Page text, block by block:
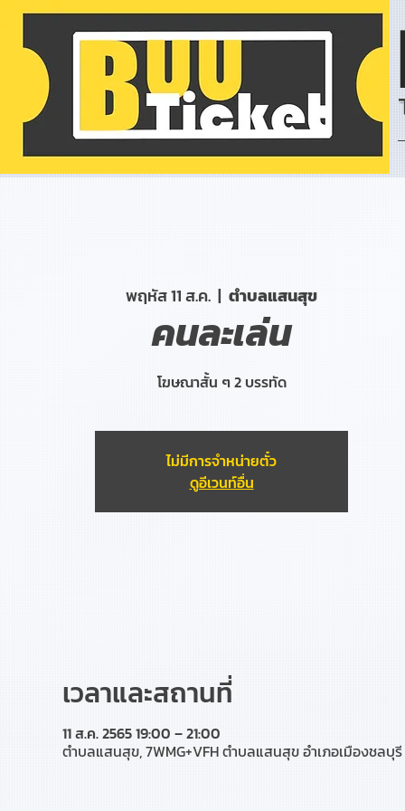
พฤหัส 11 ส.ค.
  |
ตำบลแสนสุข
คนละเล่น
โฆษณาสั้น ๆ 2 บรรทัด
ไม่มีการจำหน่ายตั๋ว
ดูอีเวนท์อื่น
เวลาและสถานที่
11 ส.ค. 2565 19:00 – 21:00
ตำบลแสนสุข, 7WMG+VFH ตำบลแสนสุข อำเภอเมืองชลบุ